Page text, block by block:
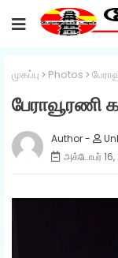
முகப்பு Photos
பேராவூரணி
அக்டோபர் 16,